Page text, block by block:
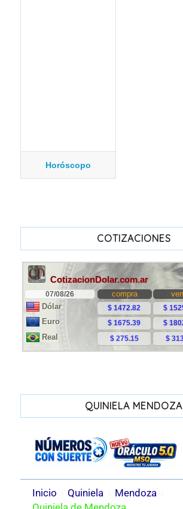
Horóscopo
COTIZACIONES
QUINIELA MENDOZA